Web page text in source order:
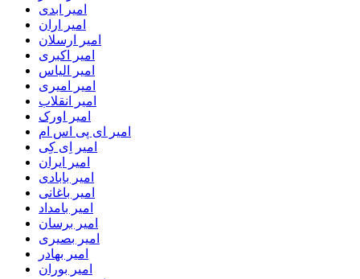
امیر ابدی
امیر اران
امیر ارسلان
امیر اکبری
امیر الیاس
امیر امیری
امیر انقلاب
امیر اورک
امیر ای پی اس ام
امیر اِی کِی
امیر ایران
امیر بابادی
امیر باغانی
امیر بامداد
امیر برسان
امیر بصیری
امیر بهادر
امیر بوران